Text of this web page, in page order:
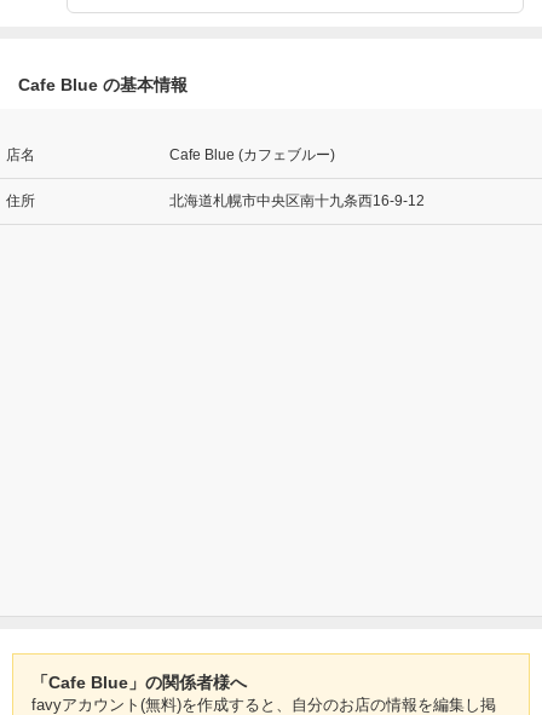
Cafe Blue の基本情報
店名 Cafe Blue (カフェブルー)
住所 北海道札幌市中央区南十九条西16-9-12
「Cafe Blue」の関係者様へ
favyアカウント(無料)を作成すると、自分のお店の情報を編集し掲